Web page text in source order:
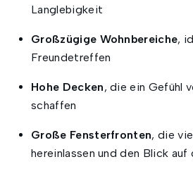
Langlebigkeit
Großzügige Wohnbereiche,
Freundetreffen
Hohe Decken, die ein Gefühl
schaffen
Große Fensterfronten, die
hereinlassen und den Blick